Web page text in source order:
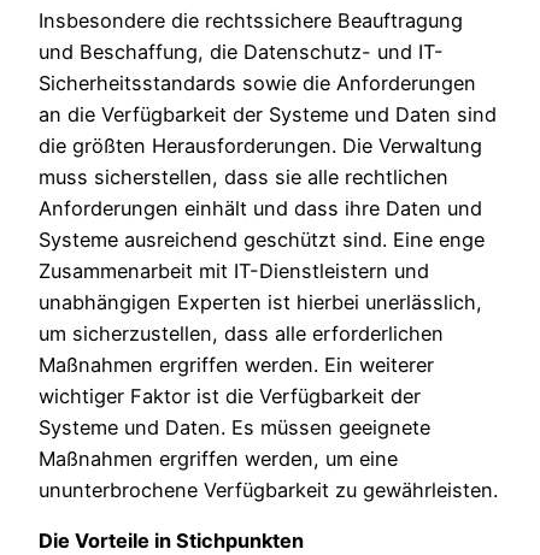
Insbesondere die rechtssichere Beauftragung
und Beschaffung, die Datenschutz- und IT-
Sicherheitsstandards sowie die Anforderungen
an die Verfügbarkeit der Systeme und Daten sind
die größten Herausforderungen. Die Verwaltung
muss sicherstellen, dass sie alle rechtlichen
Anforderungen einhält und dass ihre Daten und
Systeme ausreichend geschützt sind. Eine enge
Zusammenarbeit mit IT-Dienstleistern und
unabhängigen Experten ist hierbei unerlässlich,
um sicherzustellen, dass alle erforderlichen
Maßnahmen ergriffen werden. Ein weiterer
wichtiger Faktor ist die Verfügbarkeit der
Systeme und Daten. Es müssen geeignete
Maßnahmen ergriffen werden, um eine
ununterbrochene Verfügbarkeit zu gewährleisten.
Die Vorteile in Stichpunkten